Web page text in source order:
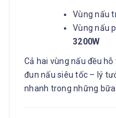
Vùng nấu
Vùng nấu
3200W
Cả hai vùng nấu đều hỗ
đun nấu siêu tốc – lý
nhanh trong những bữa